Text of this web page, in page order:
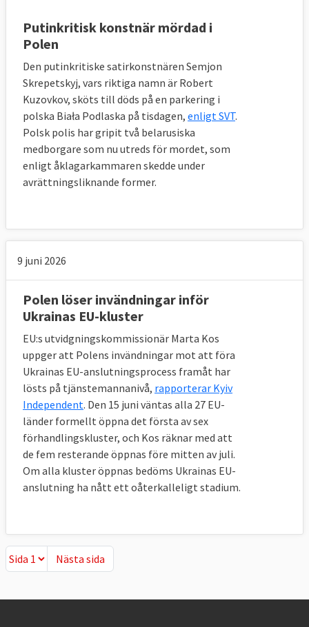
Putinkritisk konstnär mördad i
Polen
Den putinkritiske satirkonstnären Semjon
Skrepetskyj, vars riktiga namn är Robert
Kuzovkov, sköts till döds på en parkering i
polska Biała Podlaska på tisdagen, enligt SVT.
Polsk polis har gripit två belarusiska
medborgare som nu utreds för mordet, som
enligt åklagarkammaren skedde under
avrättningsliknande former.
9 juni 2026
Polen löser invändningar inför
Ukrainas EU-kluster
EU:s utvidgningskommissionär Marta Kos
uppger att Polens invändningar mot att föra
Ukrainas EU-anslutningsprocess framåt har
lösts på tjänstemannanivå, rapporterar Kyiv
Independent. Den 15 juni väntas alla 27 EU-
länder formellt öppna det första av sex
förhandlingskluster, och Kos räknar med att
de fem resterande öppnas före mitten av juli.
Om alla kluster öppnas bedöms Ukrainas EU-
anslutning ha nått ett oåterkalleligt stadium.
Nästa sida
Nästa sida